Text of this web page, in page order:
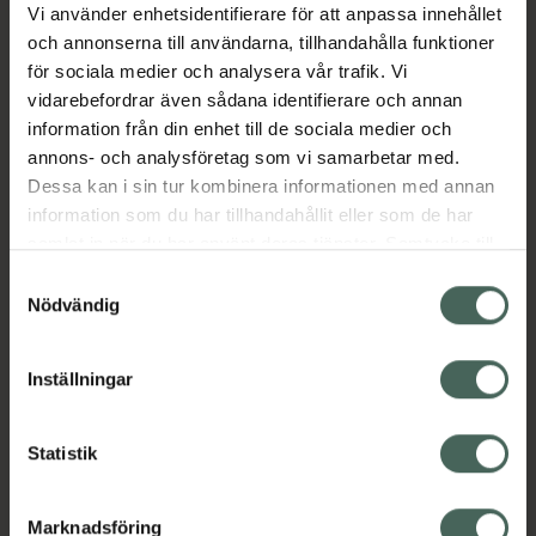
Vi använder enhetsidentifierare för att anpassa innehållet
och annonserna till användarna, tillhandahålla funktioner
för sociala medier och analysera vår trafik. Vi
vidarebefordrar även sådana identifierare och annan
information från din enhet till de sociala medier och
annons- och analysföretag som vi samarbetar med.
Dessa kan i sin tur kombinera informationen med annan
information som du har tillhandahållit eller som de har
återkalla ditt samtycke via webbplatsens
cookieinställningar. Ett återkallat samtycke påverkar inte
lagligheten av behandling som skett innan återkallelsen.
Nödvändig
Inställningar
Statistik
Marknadsföring
olja och andra miljörester från hårbotten och
hår. Detta dermatologiskt testade schampo
innehåller niacinamid och biotin som
återfuktar hårbotten och hår från rot till topp
samtidigt som det förtjockar och stärker
hårstrukturen. Avsluta med Nioxin System 2
Conditioner och Nioxin System 2 Treatment
för bästa resultat. Finns i 2 storlekar: 300 ml
EAN:04064666843100
Hårvård
Innehåll Visa